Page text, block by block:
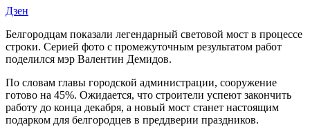
Дзен
Белгородцам показали легендарный световой мост в процессе
строки. Серией фото с промежуточным результатом работ
поделился мэр Валентин Демидов.
По словам главы городской администрации, сооружение
готово на 45%. Ожидается, что строители успеют закончить
работу до конца декабря, а новый мост станет настоящим
подарком для белгородцев в преддверии праздников.